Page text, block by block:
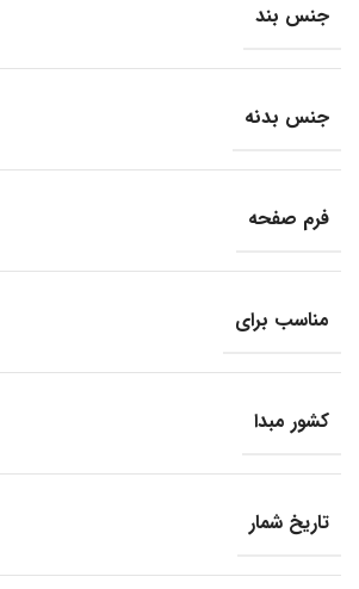
جنس بند
جنس بدنه
فرم صفحه
مناسب برای
کشور مبدا
تاریخ شمار